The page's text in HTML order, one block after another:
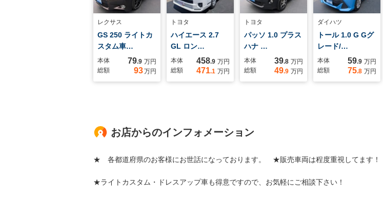
レクサス
GS 250 ライトカ
スタム車…
本体 79.9 万円
総額
93万円
トヨタ
ハイエース 2.7
GL ロン…
本体 458.9 万円
総額
471.1 万円
トヨタ
パッソ 1.0 プラス
ハナ …
本体 39.8 万円
総額
49.9 万円
ダイハツ
トール 1.0 G Gグ
レード/…
本体 59.9 万円
総額
75.8 万円
お店からのインフォメーション
★ 各都道府県のお客様にお世話になっております。 ★販売車両は程度重視してます！
★ライトカスタム・ドレスアップ車も得意ですので、お気軽にご相談下さい！